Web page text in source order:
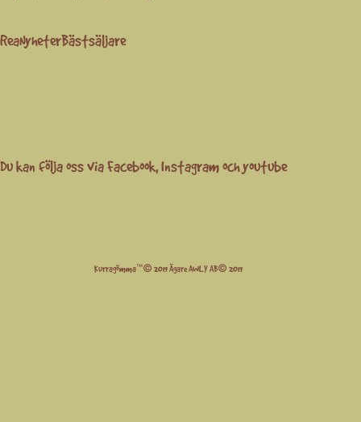
ReaNyheterBästsäljare
Du kan följa oss viaFacebook,Instagramochyoutube
Kurragömma™© 2019 Ägare AWLY AB© 2019